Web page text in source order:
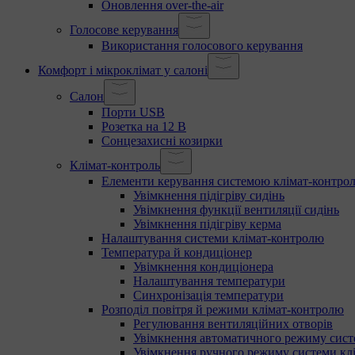
Оновлення over-the-air
Голосове керування
Використання голосового керування
Комфорт і мікроклімат у салоні
Салон
Порти USB
Розетка на 12 В
Сонцезахисні козирки
Клімат-контроль
Елементи керування системою клімат-
Увімкнення підігріву сидінь
Увімкнення функції вентиляції сидінь
Увімкнення підігріву керма
Налаштування системи клімат-контролю
Температура й кондиціонер
Увімкнення кондиціонера
Налаштування температури
Синхронізація температури
Розподіл повітря й режими клімат-контролю
Регулювання вентиляційних отворів
Увімкнення автоматичного режиму
Увімкнення ручного режиму системи